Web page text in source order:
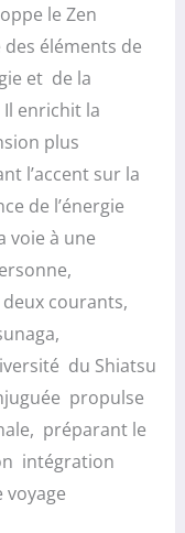
le Zen
éléments de
et de la
enrichit la
plus
l’accent sur la
de l’énergie
voie à une
courants,
du Shiatsu
propulse
préparant le
intégration
voyage